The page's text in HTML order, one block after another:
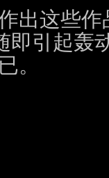
这些作
即引起轰
。